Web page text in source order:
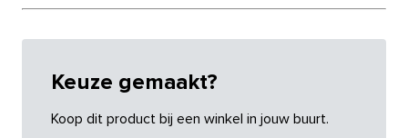
Keuze gemaakt?
Koop dit product bij een winkel in jouw buurt.